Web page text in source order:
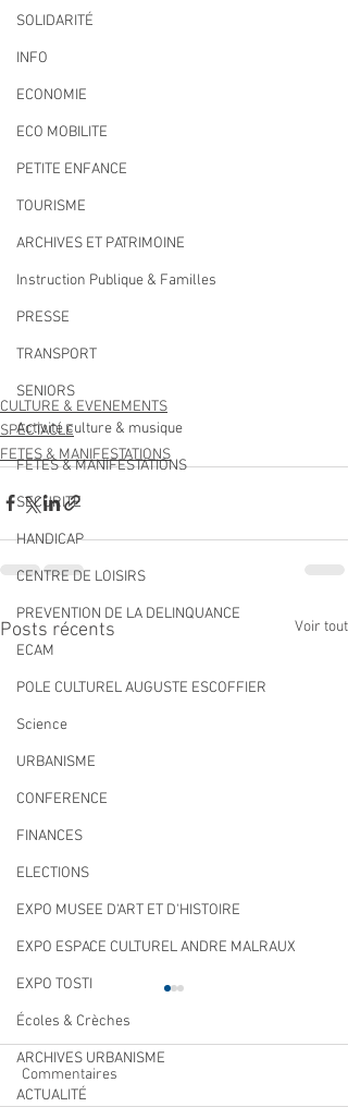
SOLIDARITÉ
INFO
ECONOMIE
ECO MOBILITE
PETITE ENFANCE
TOURISME
ARCHIVES ET PATRIMOINE
Instruction Publique & Familles
PRESSE
TRANSPORT
SENIORS
Activité culture & musique
FETES & MANIFESTATIONS
SECURITE
HANDICAP
CENTRE DE LOISIRS
PREVENTION DE LA DELINQUANCE
ECAM
POLE CULTUREL AUGUSTE ESCOFFIER
Science
URBANISME
CONFERENCE
FINANCES
ELECTIONS
EXPO MUSEE D'ART ET D'HISTOIRE
EXPO ESPACE CULTUREL ANDRE MALRAUX
EXPO TOSTI
Écoles & Crèches
ARCHIVES URBANISME
ACTUALITÉ
CULTURE & EVENEMENTS
SPECTACLE
FETES & MANIFESTATIONS
Posts récents Voir tout
Commentaires